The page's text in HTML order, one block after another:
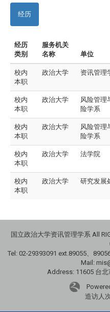
经历
经历
类别
服务机关
名称
单位
校内
本职
政治大学 资讯管理
校内
本职
政治大学
风险管理
险学系
校内
本职
政治大学
风险管理
险学系
校内
本职
政治大学 法学院
校内
本职
政治大学 研究发展
国立政治大学资讯管理学系 All
Tel: 02-29393091 ext.89055、
Mail:
Address: 11605 台
造访人